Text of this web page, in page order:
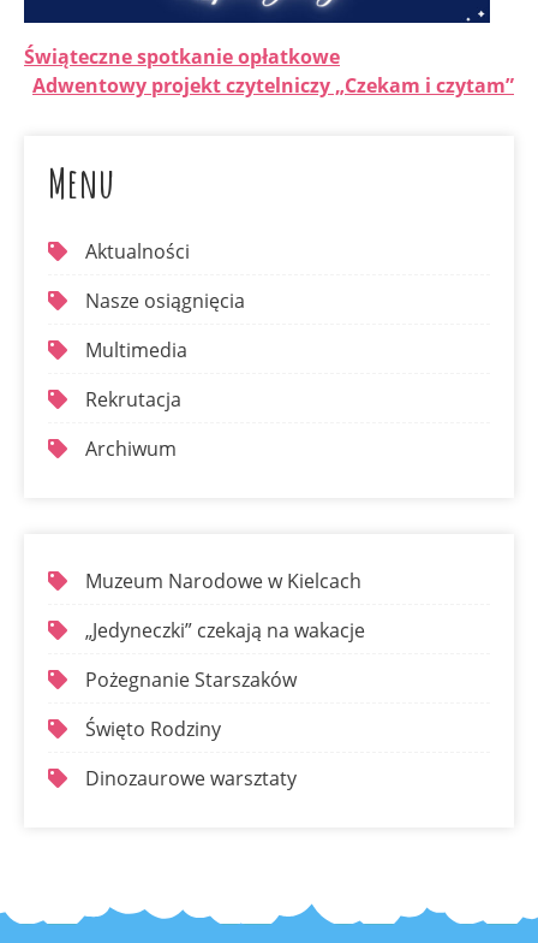
Świąteczne spotkanie opłatkowe
Adwentowy projekt czytelniczy „Czekam i czytam”
Menu
Aktualności
Nasze osiągnięcia
Multimedia
Rekrutacja
Archiwum
Muzeum Narodowe w Kielcach
„Jedyneczki” czekają na wakacje
Pożegnanie Starszaków
Święto Rodziny
Dinozaurowe warsztaty